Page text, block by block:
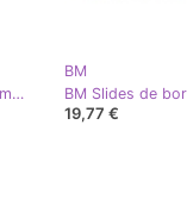
BM Chinelos de borracha com fivela Romero White branco
BM
19,77 €